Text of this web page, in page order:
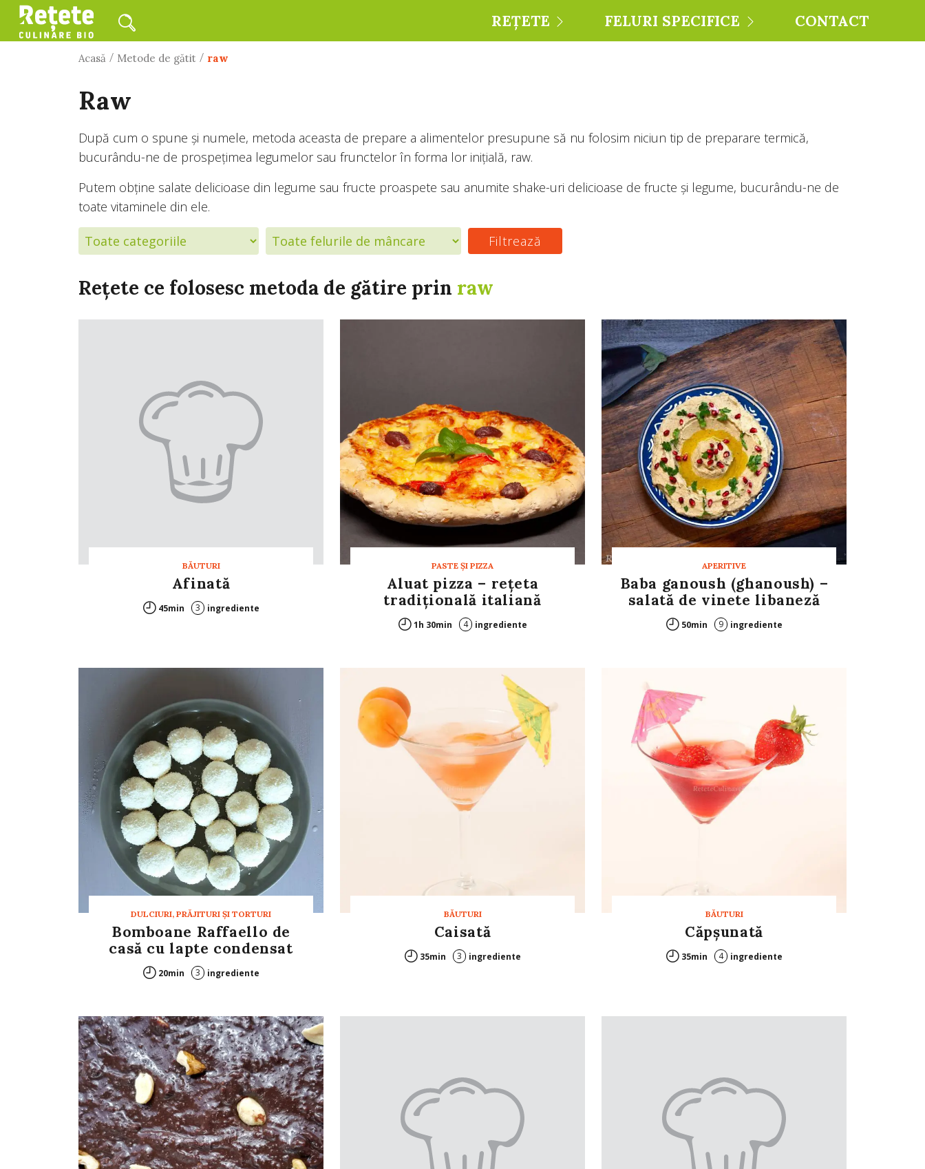
REȚETE FELURI SPECIFICE CONTACT
Acasă / Metode de gătit / raw
raw
După cum o spune și numele, metoda aceasta de prepare a alimentelor presupune să nu folosim niciun tip de preparare termică,
bucurându-ne de prospețimea legumelor sau frunctelor în forma lor inițială, raw.
Putem obține salate delicioase din legume sau fructe proaspete sau anumite shake-uri delicioase de fructe și legume, bucurându-ne de
toate vitaminele din ele.
Rețete ce folosesc metoda de gătire prin raw
BĂUTURI
Afinată
45min 3 ingrediente
PASTE ŞI PIZZA
Aluat pizza – rețeta
tradițională italiană
1h 30min 4 ingrediente
APERITIVE
Baba ganoush (ghanoush) –
salată de vinete libaneză
50min 9 ingrediente
DULCIURI, PRĂJITURI ȘI TORTURI
Bomboane Raffaello de
casă cu lapte condensat
20min 3 ingrediente
BĂUTURI
Caisată
35min 3 ingrediente
BĂUTURI
Căpşunată
35min 4 ingrediente